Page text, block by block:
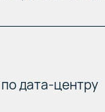
дата-центру